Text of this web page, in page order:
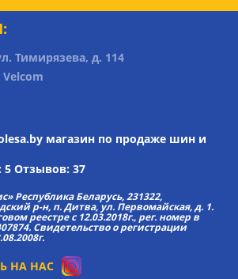
Тимирязева, д. 114
Velcom
магазин по продаже шин и
5 Отзывов: 37
Республика Беларусь, 231322,
р-н, п. Дитва, ул. Первомайская, д. 1.
реестре с 12.03.2018г., рег. номер в
Свидетельство о регистрации
НА НАС